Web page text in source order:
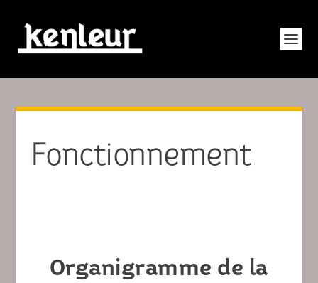
Fonctionnement
Organigramme de la